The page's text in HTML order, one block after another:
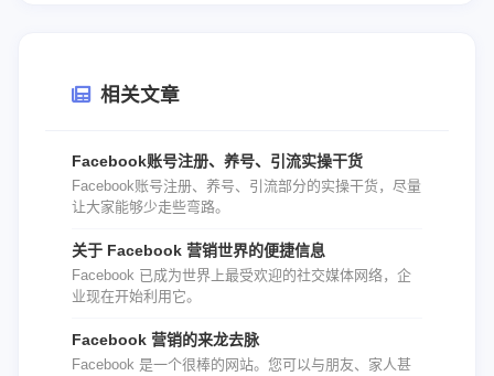
相关文章
Facebook账号注册、养号、引流实操干货
Facebook账号注册、养号、引流部分的实操干货，尽量
让大家能够少走些弯路。
关于 Facebook 营销世界的便捷信息
Facebook 已成为世界上最受欢迎的社交媒体网络，企
业现在开始利用它。
Facebook 营销的来龙去脉
Facebook 是一个很棒的网站。您可以与朋友、家人甚